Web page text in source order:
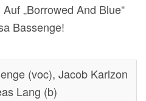
„Borrowed And Blue“
Bassenge!
(voc), Jacob Karlzon
Lang (b)